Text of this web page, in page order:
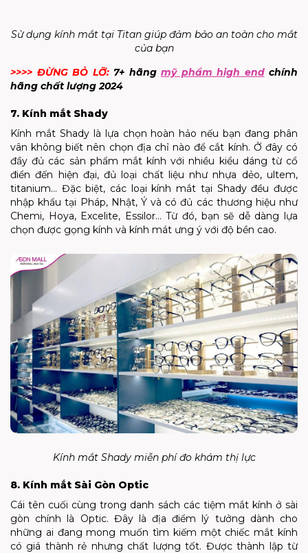
Sử dụng kính mắt tại Titan giúp đảm bảo an toàn cho mắt
của bạn
>>>> ĐỪNG BỎ LỠ: 7+ hãng mỹ phẩm high endchính
hãng chất lượng 2024
7. Kính mắt Shady
Kính mắt Shady là lựa chọn hoàn hảo nếu bạn đang phân
vân không biết nên chọn địa chỉ nào để cắt kính. Ở đây có
đầy đủ các sản phẩm mắt kính với nhiều kiểu dáng từ cổ
điển đến hiện đại, đủ loại chất liệu như nhựa dẻo, ultem,
titanium… Đặc biệt, các loại kính mắt tại Shady đều được
nhập khẩu tại Pháp, Nhật, Ý và có đủ các thương hiệu như
Chemi, Hoya, Excelite, Essilor… Từ đó, bạn sẽ dễ dàng lựa
chọn được gọng kính và kính mát ưng ý với độ bền cao.
Kính mắt Shady miễn phí đo khám thị lực
8. Kính mắt Sài Gòn Optic
Cái tên cuối cùng trong danh sách các tiệm mắt kính ở sài
gòn chính là Optic. Đây là địa điểm lý tưởng dành cho
những ai đang mong muốn tìm kiếm một chiếc mắt kính
có giá thành rẻ nhưng chất lượng tốt. Được thành lập từ